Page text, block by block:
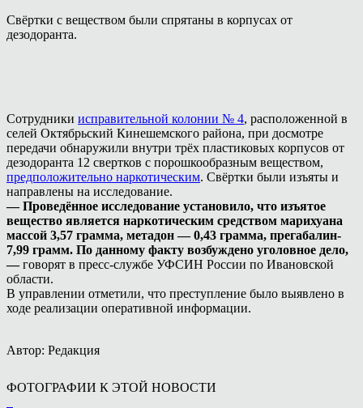
Свёртки с веществом были спрятаны в корпусах от
дезодоранта.
Сотрудники исправительной колонии № 4, расположенной в
селей Октябрьский Кинешемского района, при досмотре
передачи обнаружили внутри трёх пластиковых корпусов от
дезодоранта 12 свертков с порошкообразным веществом,
предположительно наркотическим. Свёртки были изъяты и
направлены на исследование.
— Проведённое исследование установило, что изъятое
вещество является наркотическим средством марихуана
массой 3,57 грамма, метадон — 0,43 грамма, прегабалин-
7,99 грамм. По данному факту возбуждено уголовное дело,
—говорят в пресс-службе УФСИН России по Ивановской
области.
В управлении отметили, что преступление было выявлено в
ходе реализации оперативной информации.
Автор: Редакция
ФОТОГРАФИИ К ЭТОЙ НОВОСТИ